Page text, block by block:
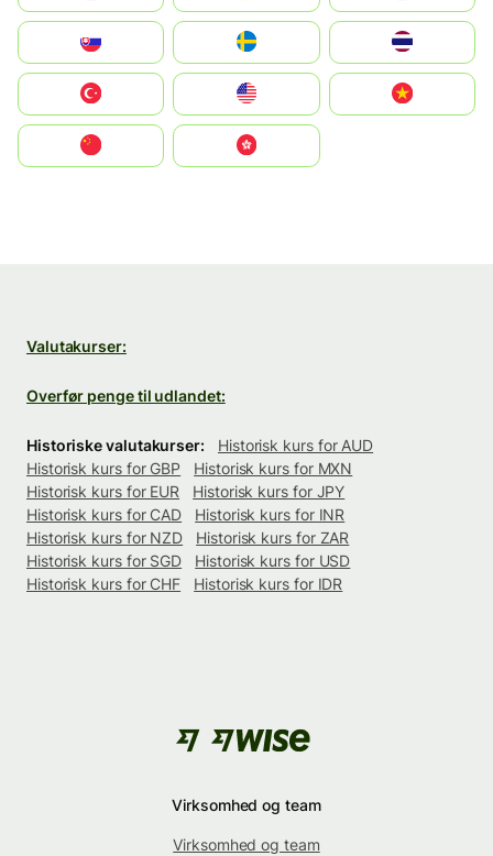
United States
中國香港特別行政區
Valutakurser:
Overfør penge til udlandet:
Historiske valutakurser:
Historisk kurs for AUD
Historisk kurs for GBP
Historisk kurs for MXN
Historisk kurs for EUR
Historisk kurs for JPY
Historisk kurs for CAD
Historisk kurs for INR
Historisk kurs for NZD
Historisk kurs for ZAR
Historisk kurs for SGD
Historisk kurs for USD
Historisk kurs for CHF
Historisk kurs for IDR
Virksomhed og team
Virksomhed og team